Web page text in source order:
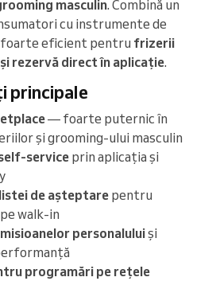
masculin. Combină un
cu instrumente de
foarte eficient pentru frizerii
rezervă direct în aplicație.
principale
— foarte puternic în
și grooming-ului masculin
service prin aplicația și
de așteptare pentru
walk-in
personaluluiși
programări pe rețele